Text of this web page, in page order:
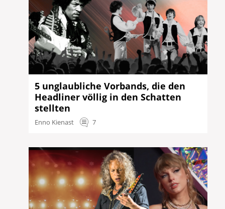
5 unglaubliche Vorbands, die den
Headliner völlig in den Schatten
stellten
Enno Kienast 7